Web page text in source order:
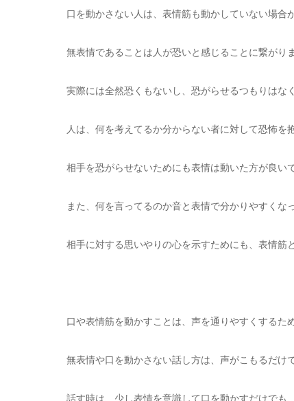
口を動かさない人は、表情筋も動かしていない場合
無表情であることは人が恐いと感じることに繋がりま
実際には全然恐くもないし、恐がらせるつもりはな
人は、何を考えてるか分からない者に対して恐怖を
相手を恐がらせないためにも表情は動いた方が良いで
また、何を言ってるのか音と表情で分かりやすくな
相手に対する思いやりの心を示すためにも、表情筋
口や表情筋を動かすことは、声を通りやすくするた
無表情や口を動かさない話し方は、声がこもるだけ
話す時は、少し表情を意識して口を動かすだけでも